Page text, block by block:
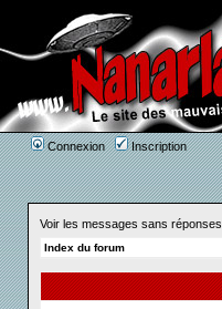
Connexion Inscription
Voir les messages sans réponses
Index du forum